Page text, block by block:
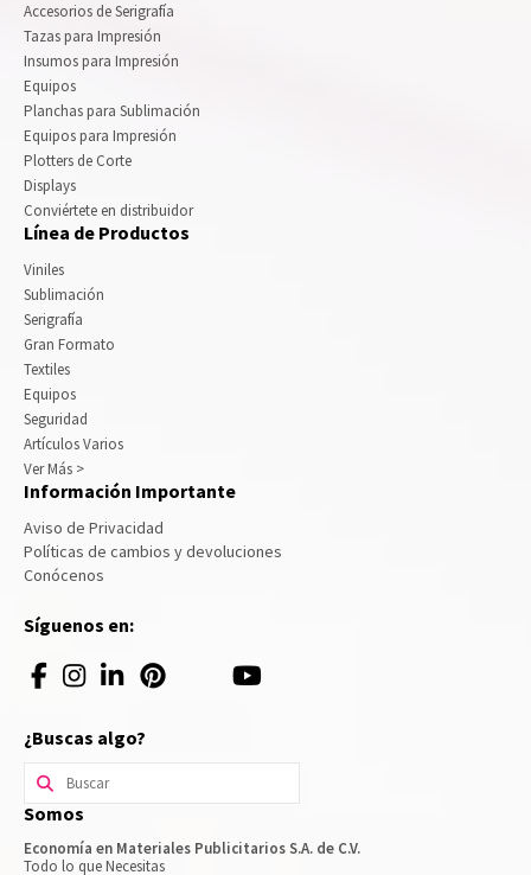
Accesorios de Serigrafía
Tazas para Impresión
Insumos para Impresión
Equipos
Planchas para Sublimación
Equipos para Impresión
Plotters de Corte
Displays
Conviértete en distribuidor
Línea de Productos
Viniles
Sublimación
Serigrafía
Gran Formato
Textiles
Equipos
Seguridad
Artículos Varios
Ver Más >
Información Importante
Aviso de Privacidad
Políticas de cambios y devoluciones
Conócenos
Síguenos en:
¿Buscas algo?
Buscar
por:
Somos
Economía en Materiales Publicitarios S.A. de C.V.
Todo lo que Necesitas